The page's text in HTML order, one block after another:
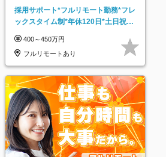
採用サポート*フルリモート勤務*フレ
ックスタイム制*年休120日*土日祝休
400～450万円
フルリモートあり